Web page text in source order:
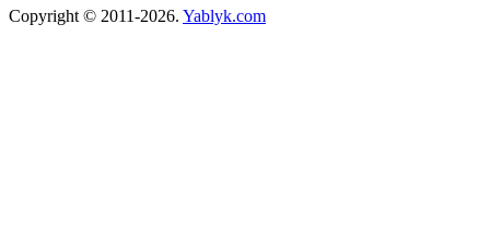
Copyright © 2011-2026. Yablyk.сom